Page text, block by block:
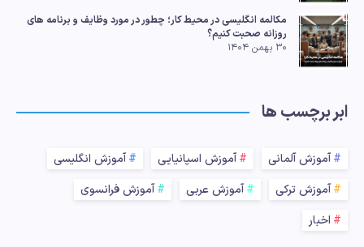
مکالمه انگلیسی در محیط کار؛ چطور در مورد وظایف و برنامه های
روزانه صحبت کنیم؟
۳۰ بهمن ۱۴۰۴
ابر برچسب ها
آموزش آلمانی آموزش اسپانیایی
آموزش انگلیسی
آموزش ترکی
آموزش عربی
آموزش فرانسوی
اخبار